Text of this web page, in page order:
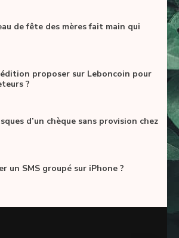
de fête des mères fait main qui
proposer sur Leboncoin pour
?
d’un chèque sans provision chez
un SMS groupé sur iPhone ?